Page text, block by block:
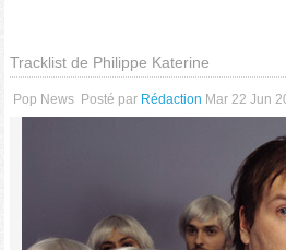
Tracklist de Philippe Katerine
Pop News Posté par Rédaction Mar 22 Jun